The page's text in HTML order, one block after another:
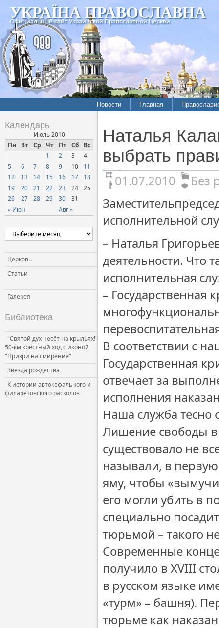
УКРАЇНА ПРАВОСЛАВНА
Официальный сайт Украинской Православной Церкви
Новости Главная
Календарь
Июль 2010
Пн
Вт Ср Чт Пт Сб Вс
« Июн Авг »
1 2 3
4
5
6 7 8 9 10
11
12
13 14 15 16 17
18
19
20 21 22 23 24
25
26
27 28 29 30 31
Церковь
Статьи
Галерея
Библиотека
"Святой дух несёт на крыльях!"
50-км крестный ход с иконой
"Призри на смирение"
Звезда рождества
К истории автокефального и
филаретовского расколов
Наталья
выбрать
01.07.2010
Без
исполнительной
– Наталья
деятельности. Что
исполнительная
– Государственная
В соответствии с
Государственная
отвечает за
исполнения
Наша служба тесно
Лишение свободы
существовало не
называли, в
яму, чтобы
его могли убить в
специально
тюрьмой – такого
Современные
получило в ХVІІІ
в русском языке
«турм» – башня).
тюрьме как